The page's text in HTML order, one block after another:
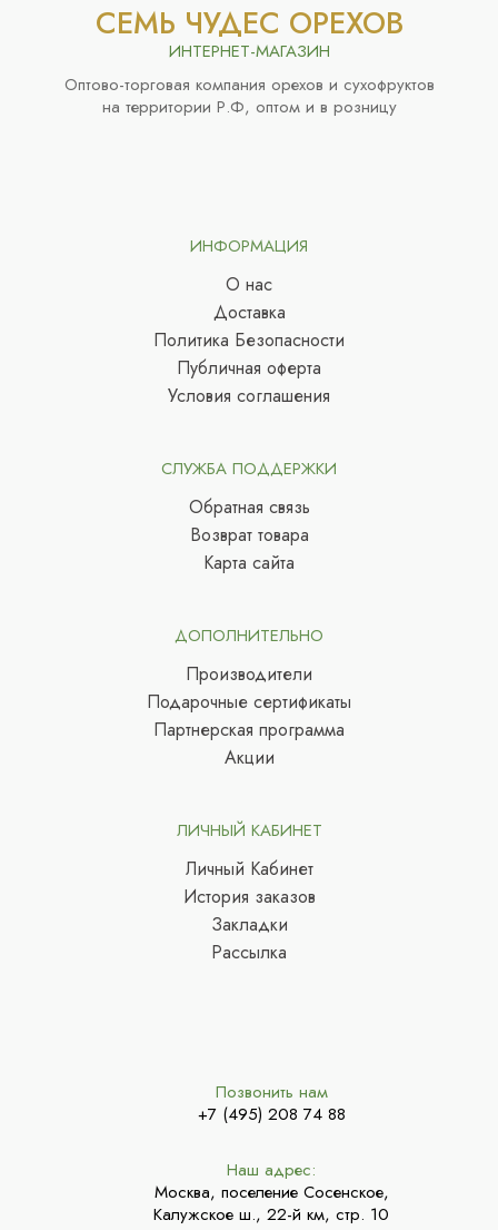
СЕМЬ ЧУДЕС ОРЕХОВ
ИНТЕРНЕТ-МАГАЗИН
Оптово-торговая компания орехов и сухофруктов
на территории Р.Ф, оптом и в розницу
ИНФОРМАЦИЯ
О нас
Доставка
Политика Безопасности
Публичная оферта
Условия соглашения
СЛУЖБА ПОДДЕРЖКИ
Обратная связь
Возврат товара
Карта сайта
ДОПОЛНИТЕЛЬНО
Производители
Подарочные сертификаты
Партнерская программа
Акции
ЛИЧНЫЙ КАБИНЕТ
Личный Кабинет
История заказов
Закладки
Рассылка
Позвонить нам
+7 (495) 208 74 88
Наш адрес:
Москва, поселение Сосенское,
Калужское ш., 22-й км, стр. 10